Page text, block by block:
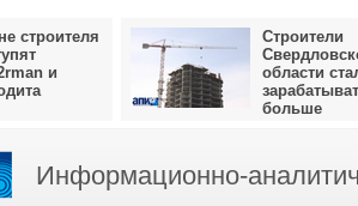
строителя
и
Строители
области
больше
Информационно-